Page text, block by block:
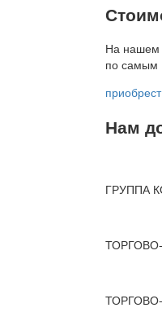
На нашем
по самым
Нам
ГРУППА